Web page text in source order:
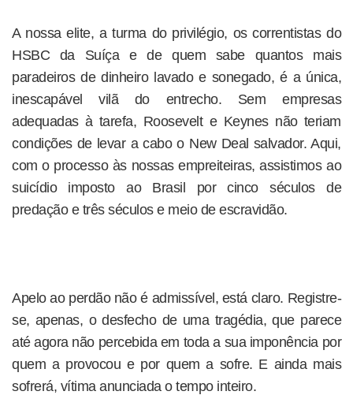
A nossa elite, a turma do privilégio, os correntistas do
HSBC da Suíça e de quem sabe quantos mais
paradeiros de dinheiro lavado e sonegado, é a única,
inescapável vilã do entrecho. Sem empresas
adequadas à tarefa, Roosevelt e Keynes não teriam
condições de levar a cabo o New Deal salvador. Aqui,
com o processo às nossas empreiteiras, assistimos ao
suicídio imposto ao Brasil por cinco séculos de
predação e três séculos e meio de escravidão.
Apelo ao perdão não é admissível, está claro. Registre-
se, apenas, o desfecho de uma tragédia, que parece
até agora não percebida em toda a sua imponência por
quem a provocou e por quem a sofre. E ainda mais
sofrerá, vítima anunciada o tempo inteiro.